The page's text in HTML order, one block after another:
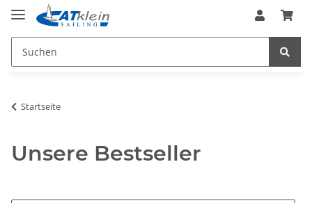
Startseite
Unsere Bestseller